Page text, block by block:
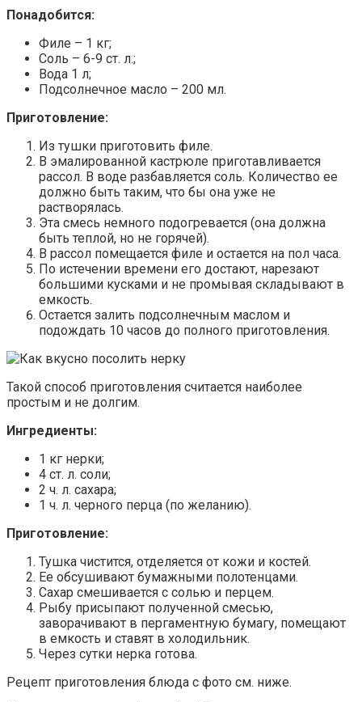
Понадобится:
Филе – 1 кг;
Соль – 6-9 ст. л.;
Вода 1 л;
Подсолнечное масло – 200 мл.
Приготовление:
Из тушки приготовить филе.
В эмалированной кастрюле приготавливается
рассол. В воде разбавляется соль. Количество ее
должно быть таким, что бы она уже не
растворялась.
Эта смесь немного подогревается (она должна
быть теплой, но не горячей).
В рассол помещается филе и остается на пол часа.
По истечении времени его достают, нарезают
большими кусками и не промывая складывают в
емкость.
Остается залить подсолнечным маслом и
подождать 10 часов до полного приготовления.
Такой способ приготовления считается наиболее
простым и не долгим.
Ингредиенты:
1 кг нерки;
4 ст. л. соли;
2 ч. л. сахара;
1 ч. л. черного перца (по желанию).
Приготовление:
Тушка чистится, отделяется от кожи и костей.
Ее обсушивают бумажными полотенцами.
Сахар смешивается с солью и перцем.
Рыбу присыпают полученной смесью,
заворачивают в пергаментную бумагу, помещают
в емкость и ставят в холодильник.
Через сутки нерка готова.
Рецепт приготовления блюда с фото см. ниже.